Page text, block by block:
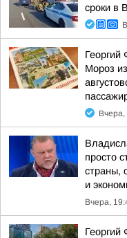
сроки в
Георгий
Мороз
Вчера,
просто
страны,
и
Вчера,
Георгий